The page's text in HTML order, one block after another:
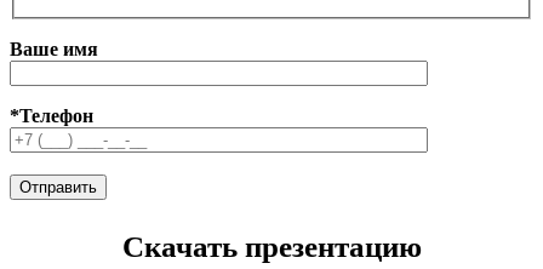
Ваше имя
*Телефон
Скачать презентацию